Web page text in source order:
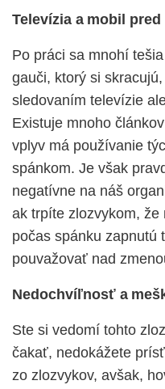
Televízia a mobil pred
Po práci sa mnohí
gauči, ktorý si
sledovaním televízie
Existuje mnoho
vplyv má používanie
spánkom. Je však
negatívne na náš
ak trpíte zlozvykom,
počas spánku zapnutú
pouvažovať nad
Nedochvíľnosť a
Ste si vedomí tohto
čakať, nedokážete
zo zlozvykov, avšak,